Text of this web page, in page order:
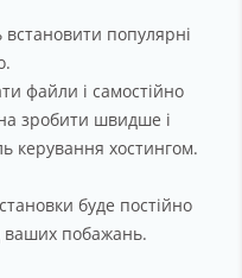
популярні
файли і самостійно
зробити швидше і
керування хостингом.
буде постійно
ваших побажань.